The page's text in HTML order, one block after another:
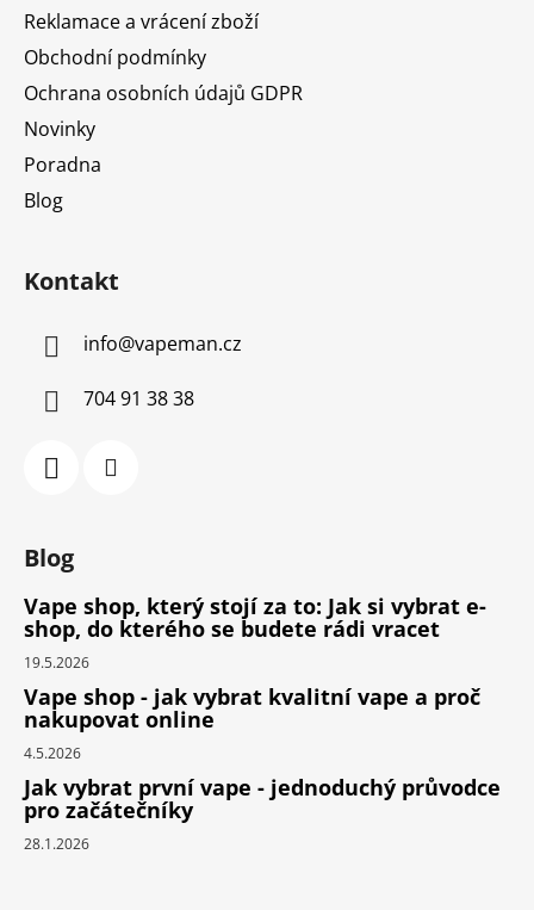
Reklamace a vrácení zboží
Obchodní podmínky
Ochrana osobních údajů GDPR
Novinky
Poradna
Blog
Kontakt
info@vapeman.cz
704 91 38 38
Blog
Vape shop, který stojí za to: Jak si vybrat e-
shop, do kterého se budete rádi vracet
19.5.2026
Vape shop - jak vybrat kvalitní vape a proč
nakupovat online
4.5.2026
Jak vybrat první vape - jednoduchý průvodce
pro začátečníky
28.1.2026